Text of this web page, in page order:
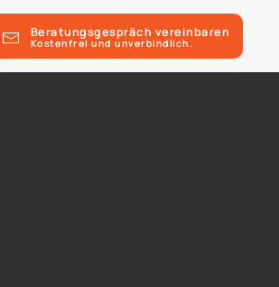
Beratungsgespräch vereinbaren
Kostenfrei und unverbindlich.